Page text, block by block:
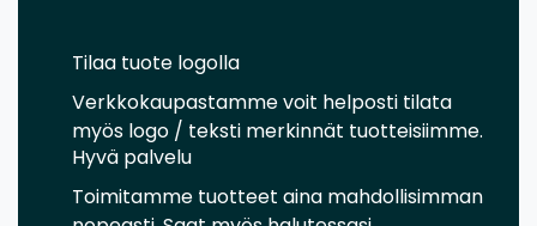
Tilaa tuote logolla
Verkkokaupastamme voit helposti tilata
myös logo / teksti merkinnät tuotteisiimme.
Hyvä palvelu
Toimitamme tuotteet aina mahdollisimman